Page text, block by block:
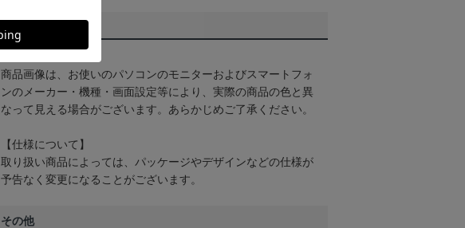
商品画像は、お使いのパソコンのモニターおよびスマートフォ
ンのメーカー・機種・画面設定等により、実際の商品の色と異
なって見える場合がございます。あらかじめご了承ください。
【仕様について】
取り扱い商品によっては、パッケージやデザインなどの仕様が
予告なく変更になることがございます。
その他